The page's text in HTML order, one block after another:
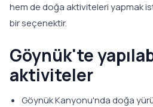
hem de doğa aktiviteleri yapmak
bir seçenektir.
Göynük'te
aktiviteler
Göynük Kanyonu'nda doğa